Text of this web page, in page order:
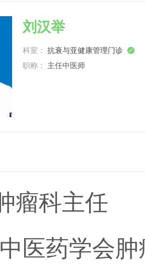
刘汉举
科室： 抗衰与亚健康管理门诊 
职称： 主任中医师
瘤科主任
医药学会